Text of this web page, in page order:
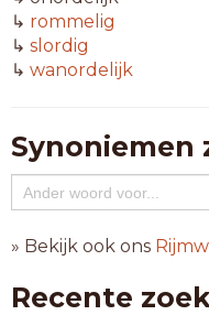
↳ rommelig
↳ slordig
↳ wanordelijk
Synoniemen
» Bekijk ook ons
Recente